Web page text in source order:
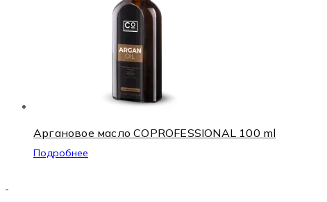
Аргановое масло COPROFESSIONAL 100 ml
Подробнее